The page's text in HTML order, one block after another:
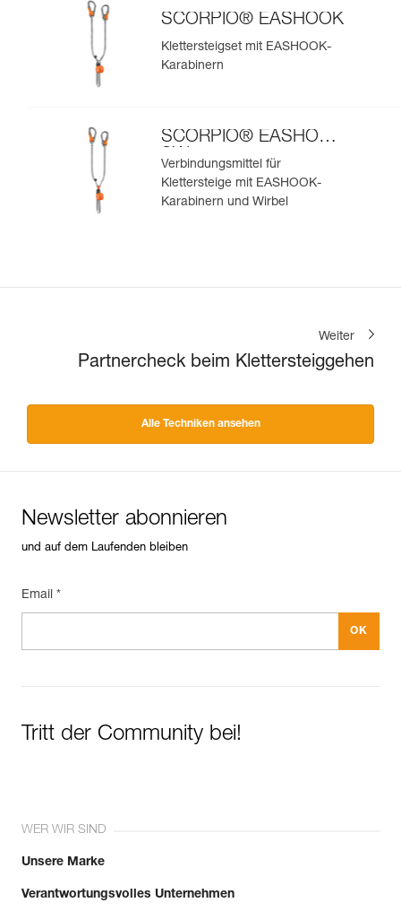
SCORPIO® EASHOOK
Klettersteigset mit EASHOOK-
Karabinern
SCORPIO® EASHOOK
SW
Verbindungsmittel für
Klettersteige mit EASHOOK-
Karabinern und Wirbel
Weiter
Partnercheck beim Klettersteiggehen
Alle Techniken ansehen
Newsletter abonnieren
und auf dem Laufenden bleiben
Email *
Tritt der Community bei!
WER WIR SIND
Unsere Marke
Verantwortungsvolles Unternehmen